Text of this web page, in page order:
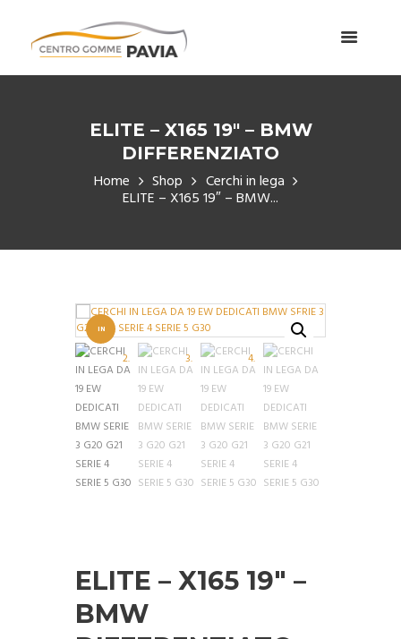
ELITE – X165 19″ – BMW
DIFFERENZIATO
Home Shop Cerchi in lega
ELITE – X165 19″ – BMW...
IN
OFFERT
A!
ELITE – X165 19″ –
BMW